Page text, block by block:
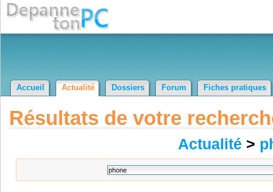
Accueil Actualité Dossiers Forum Fiches pratiques
Résultats de votre
Actualité >